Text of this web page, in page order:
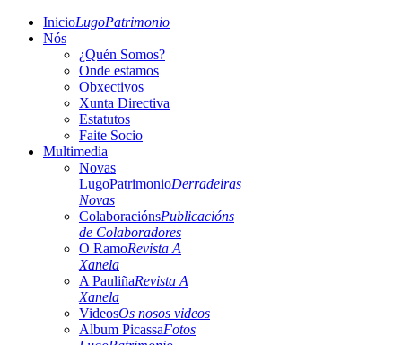
InicioLugoPatrimonio
Nós
¿Quén Somos?
Onde estamos
Obxectivos
Xunta Directiva
Estatutos
Faite Socio
Multimedia
Novas
LugoPatrimonioDerradeiras
Novas
ColaboraciónsPublicacións
de Colaboradores
O RamoRevista A
Xanela
A PauliñaRevista A
Xanela
VideosOs nosos videos
Album PicassaFotos